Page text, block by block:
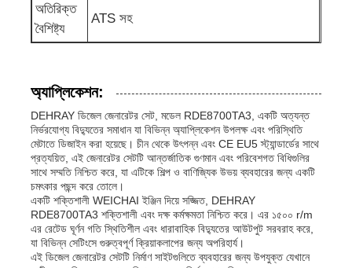
অতিরিক্ত
বৈশিষ্ট্য
ATS সহ
অ্যাপ্লিকেশন:
DEHRAY ডিজেল জেনারেটর সেট, মডেল RDE8700TA3, একটি অত্যন্ত
নির্ভরযোগ্য বিদ্যুতের সমাধান যা বিভিন্ন অ্যাপ্লিকেশন উপলক্ষ এবং পরিস্থিতি
মেটাতে ডিজাইন করা হয়েছে। চীন থেকে উৎপন্ন এবং CE EU5 স্ট্যান্ডার্ডের সাথে
প্রত্যয়িত, এই জেনারেটর সেটটি আন্তর্জাতিক গুণমান এবং পরিবেশগত বিধিগুলির
সাথে সম্মতি নিশ্চিত করে, যা এটিকে শিল্প ও বাণিজ্যিক উভয় ব্যবহারের জন্য একটি
চমৎকার পছন্দ করে তোলে।
একটি শক্তিশালী WEICHAI ইঞ্জিন দিয়ে সজ্জিত, DEHRAY
RDE8700TA3 শক্তিশালী এবং দক্ষ কর্মক্ষমতা নিশ্চিত করে। এর ১৫০০ r/m
এর রেটেড ঘূর্ণন গতি স্থিতিশীল এবং ধারাবাহিক বিদ্যুতের আউটপুট সরবরাহ করে,
যা বিভিন্ন সেটিংসে গুরুত্বপূর্ণ ক্রিয়াকলাপের জন্য অপরিহার্য।
এই ডিজেল জেনারেটর সেটটি নির্মাণ সাইটগুলিতে ব্যবহারের জন্য উপযুক্ত যেখানে